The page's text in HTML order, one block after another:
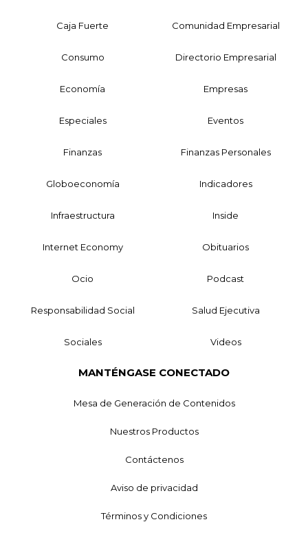
Caja Fuerte Comunidad Empresarial
Consumo Directorio Empresarial
Economía Empresas
Especiales Eventos
Finanzas Finanzas Personales
Globoeconomía Indicadores
Infraestructura Inside
Internet Economy Obituarios
Ocio Podcast
Responsabilidad Social Salud Ejecutiva
Sociales Videos
MANTÉNGASE CONECTADO
Mesa de Generación de Contenidos
Nuestros Productos
Contáctenos
Aviso de privacidad
Términos y Condiciones